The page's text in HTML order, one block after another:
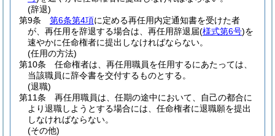
(辞退)
第9条
第6条第4項に定める再任用内定通知書を受けた者
が、再任用を辞退する場合は、再任用辞退届(様式第6号)を
速やかに任命権者に提出しなければならない。
(任用の方法)
第10条
任命権者は、再任用職員を任用するにあたっては、
当該職員に辞令書を交付するものとする。
(退職)
第11条
再任用職員は、任期の途中において、自己の都合に
より退職しようとする場合には、任命権者に退職願を提出
しなければならない。
(その他)